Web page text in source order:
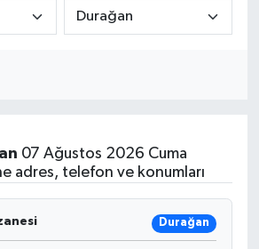
07 Ağustos 2026 Cuma
adres, telefon ve konumları
Durağan